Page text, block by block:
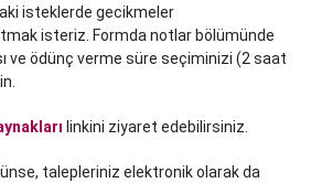
isteklerde gecikmeler
isteriz. Formda notlar bölümünde
ve ödünç verme süre seçiminizi (2 saat
linkini ziyaret edebilirsiniz.
talepleriniz elektronik olarak da